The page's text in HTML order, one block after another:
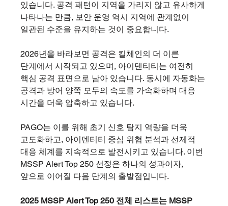
있습니다. 공격 패턴이 지역을 가리지 않고 유사하게
나타나는 만큼, 보안 운영 역시 지역에 관계없이
일관된 수준을 유지하는 것이 중요합니다.
2026년을 바라보면 공격은 킬체인의 더 이른
단계에서 시작되고 있으며, 아이덴티티는 여전히
핵심 공격 표면으로 남아 있습니다. 동시에 자동화는
공격과 방어 양쪽 모두의 속도를 가속화하며 대응
시간을 더욱 압축하고 있습니다.
PAGO는 이를 위해 초기 신호 탐지 역량을 더욱
고도화하고, 아이덴티티 중심 위협 분석과 선제적
대응 체계를 지속적으로 발전시키고 있습니다. 이번
MSSP Alert Top 250 선정은 하나의 성과이자,
앞으로 이어질 다음 단계의 출발점입니다.
2025 MSSP Alert Top 250 전체 리스트는 MSSP